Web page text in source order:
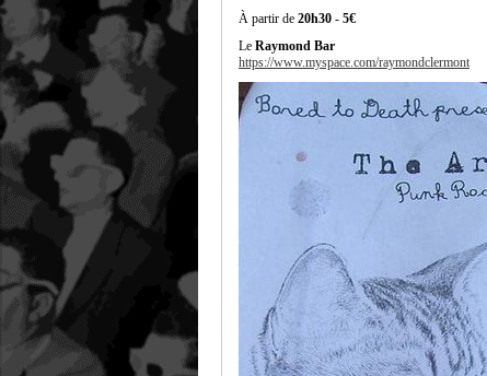
À partir de 20h30 - 5€
Le Raymond Bar
https://www.myspace.com/raymondclermont